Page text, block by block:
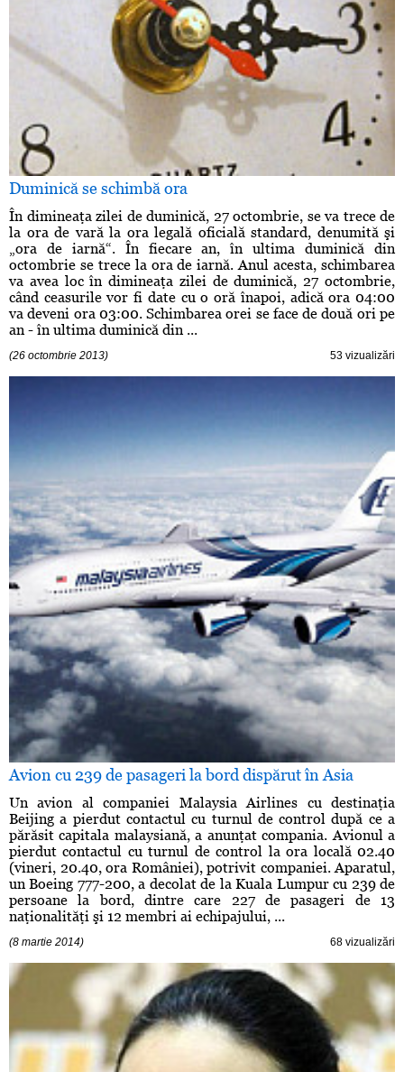
Duminică se schimbă ora
În dimineaţa zilei de duminică, 27 octombrie, se va trece de
la ora de vară la ora legală oficială standard, denumită şi
„ora de iarnă“. În fiecare an, în ultima duminică din
octombrie se trece la ora de iarnă. Anul acesta, schimbarea
va avea loc în dimineaţa zilei de duminică, 27 octombrie,
când ceasurile vor fi date cu o oră înapoi, adică ora 04:00
va deveni ora 03:00. Schimbarea orei se face de două ori pe
an - în ultima duminică din ...
(26 octombrie 2013) 53 vizualizări
Avion cu 239 de pasageri la bord dispărut în Asia
Un avion al companiei Malaysia Airlines cu destinaţia
Beijing a pierdut contactul cu turnul de control după ce a
părăsit capitala malaysiană, a anunţat compania. Avionul a
pierdut contactul cu turnul de control la ora locală 02.40
(vineri, 20.40, ora României), potrivit companiei. Aparatul,
un Boeing 777-200, a decolat de la Kuala Lumpur cu 239 de
persoane la bord, dintre care 227 de pasageri de 13
naţionalităţi şi 12 membri ai echipajului, ...
(8 martie 2014) 68 vizualizări